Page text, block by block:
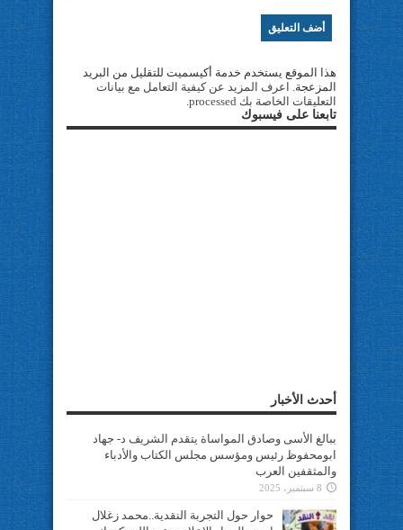
هذا الموقع يستخدم خدمة أكيسميت للتقليل من البريد
المزعجة. اعرف المزيد عن كيفية التعامل مع بيانات
التعليقات الخاصة بك processed
.
تابعنا على فيسبوك
أحدث الأخبار
ببالغ الأسى وصادق المواساة يتقدم الشريف د- جهاد
ابومحفوظ رئيس ومؤسس مجلس الكتاب والأدباء
والمثقفين العرب
8 سبتمبر، 2025
حوار حول التجربة النقدية..محمد زغلال